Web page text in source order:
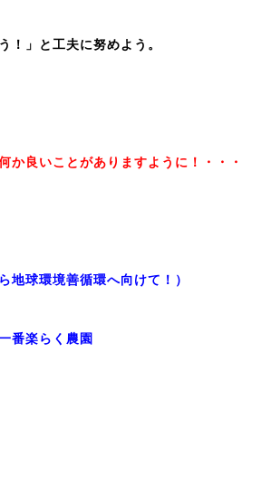
夫に努めよう。
良いことがありますように！・・・
地球環境善循環へ向けて！）
農園